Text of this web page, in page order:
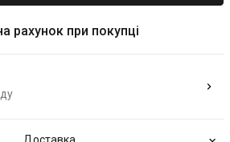
рахунок при покупці